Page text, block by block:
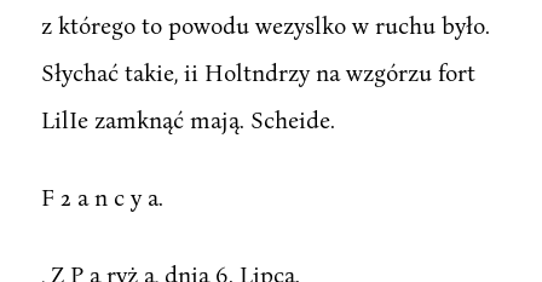
z którego to powodu wezyslko w ruchu było.
Słychać takie, ii Holtndrzy na wzgórzu fort
LilIe zamknąć mają. Scheide.
F 2 a n c y a.
, Z P a ryż a, dnia 6. Lipca.